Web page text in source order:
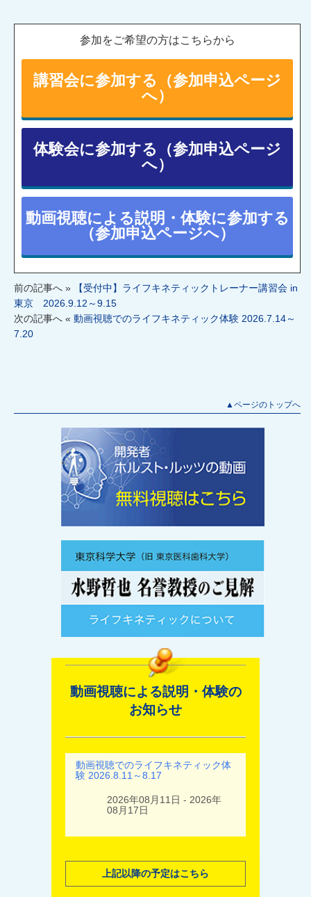
参加をご希望の方はこちらから
講習会に参加する（参加申込ページ
へ）
体験会に参加する（参加申込ページ
へ）
動画視聴による説明・体験に参加する
（参加申込ページへ）
前の記事へ »
【受付中】ライフキネティックトレーナー講習会 in
東京 2026.9.12～9.15
次の記事へ « 動画視聴でのライフキネティック体験 2026.7.14～
7.20
▲ページのトップへ
動画視聴による説明・体験の
お知らせ
動画視聴でのライフキネティック体
験 2026.8.11～8.17
2026年08月11日 - 2026年
08月17日
上記以降の予定はこちら